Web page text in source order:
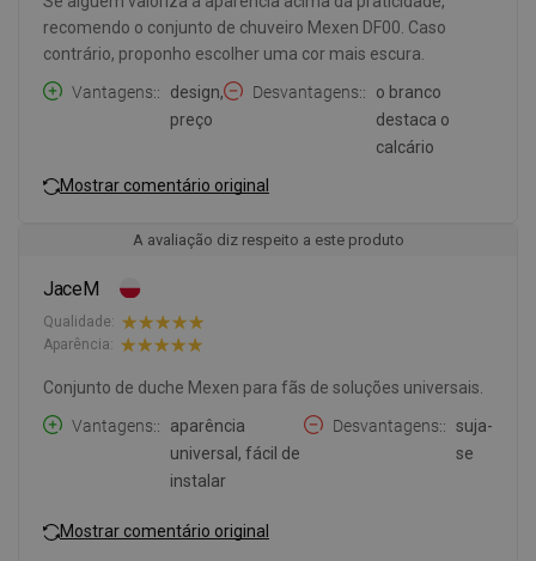
recomendo o conjunto de chuveiro Mexen DF00. Caso
contrário, proponho escolher uma cor mais escura.
Vantagens:
design,
preço
Desvantagens:
o branco
destaca o
calcário
Mostrar comentário original
A avaliação diz respeito a este produto
JaceM
Qualidade:
Aparência:
Conjunto de duche Mexen para fãs de soluções universais.
Vantagens:
aparência
universal, fácil de
instalar
Desvantagens:
suja-
se
Mostrar comentário original